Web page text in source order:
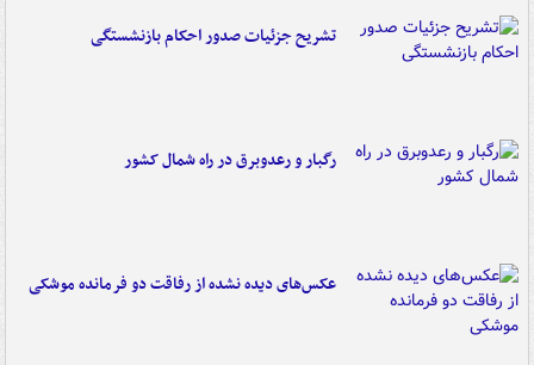
تشریح جزئیات صدور احکام بازنشستگی
رگبار و رعدوبرق در راه شمال کشور
عکس‌های دیده نشده از رفاقت دو فرمانده‌ موشکی